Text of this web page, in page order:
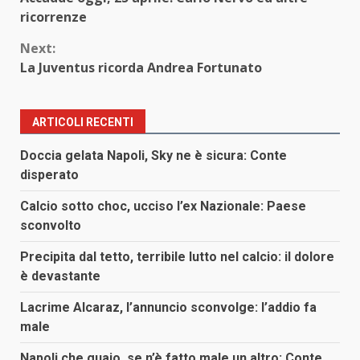
Reading
ricorrenze
Next:
La Juventus ricorda Andrea Fortunato
ARTICOLI RECENTI
Doccia gelata Napoli, Sky ne è sicura: Conte
disperato
Calcio sotto choc, ucciso l’ex Nazionale: Paese
sconvolto
Precipita dal tetto, terribile lutto nel calcio: il dolore
è devastante
Lacrime Alcaraz, l’annuncio sconvolge: l’addio fa
male